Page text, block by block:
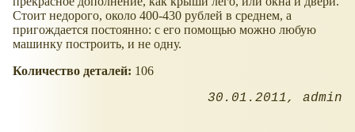
Стоит недорого, около 400-430 рублей в среднем, а
пригождается постоянно: с его помощью можно любую
машинку построить, и не одну.
Количество деталей: 106
30.01.2011 admin